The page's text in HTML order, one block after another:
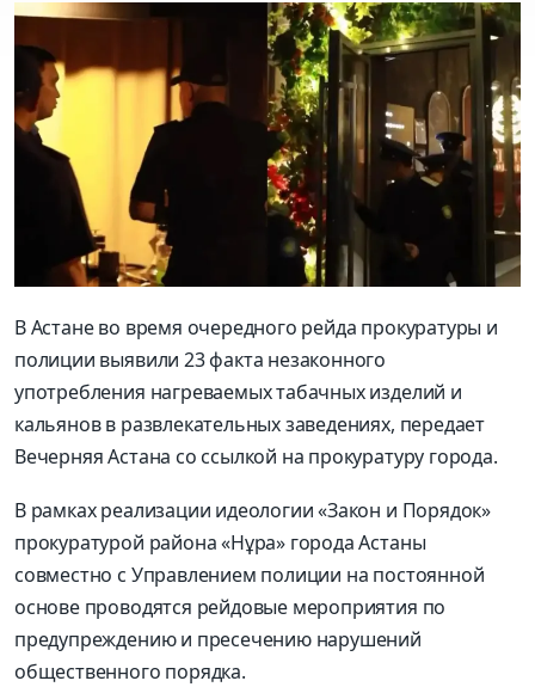
В Астане во время очередного рейда прокуратуры и
полиции выявили 23 факта незаконного
употребления нагреваемых табачных изделий и
кальянов в развлекательных заведениях, передает
Вечерняя Астана со ссылкой на прокуратуру города.
В рамках реализации идеологии «Закон и Порядок»
прокуратурой района «Нұра» города Астаны
совместно с Управлением полиции на постоянной
основе проводятся рейдовые мероприятия по
предупреждению и пресечению нарушений
общественного порядка.